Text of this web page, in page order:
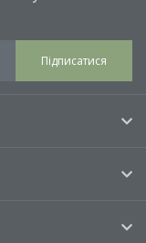
Підписатися